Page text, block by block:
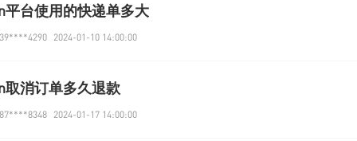
平台使用的快递单多大
2024-01-10 14:00:00
取消订单多久退款
2024-01-17 14:00:00